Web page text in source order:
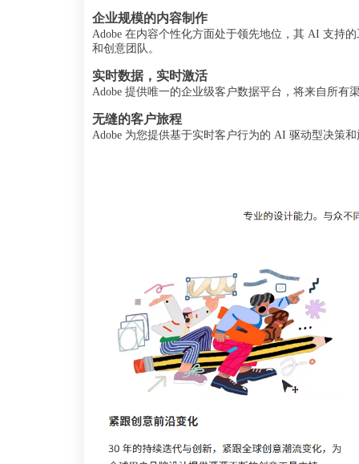
企业规模的内容制作
Adobe 在内容个性化方面处于领先地位，其 AI 支持
和创意团队。
实时数据，实时激活
Adobe 提供唯一的企业级客户数据平台，将来自所有
无缝的客户旅程
Adobe 为您提供基于实时客户行为的 AI 驱动型决策